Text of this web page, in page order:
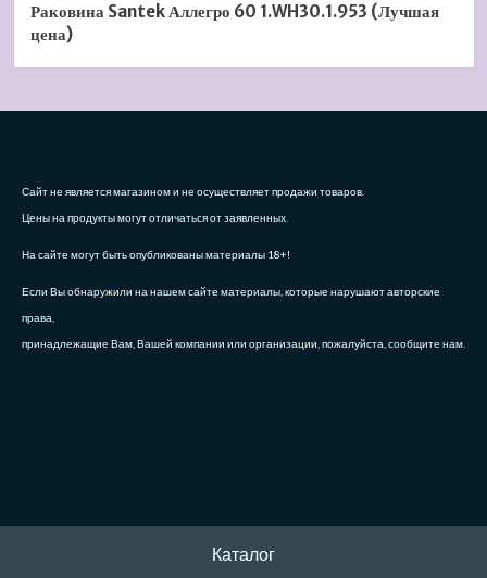
Раковина Santek Аллегро 60 1.WH30.1.953 (Лучшая
цена)
Сайт не является магазином и не осуществляет продажи товаров.
Цены на продукты могут отличаться от заявленных.
На сайте могут быть опубликованы материалы 18+!
Если Вы обнаружили на нашем сайте материалы, которые нарушают авторские
права,
принадлежащие Вам, Вашей компании или организации, пожалуйста, сообщите нам.
Каталог